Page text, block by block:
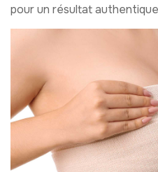
pour un résultat